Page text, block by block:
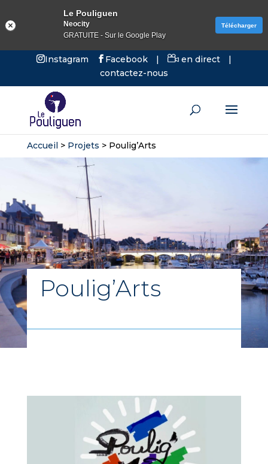
Instagram Facebook | en direct
|
contactez-nous
Accueil> Projets > Poulig’Arts
Poulig’Arts
Le Pouliguen
Neocity
GRATUITE - Sur le Google Play
Télécharger